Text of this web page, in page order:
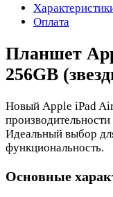
Оплата
Планшет
256GB
Новый Apple iPad
Идеальный выбор
функциональность.
Основные